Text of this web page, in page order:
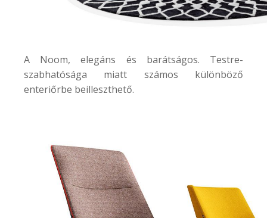
A Noom, elegáns és barátságos. Testre-
szabhatósága miatt számos különböző
enteriőrbe beilleszthető.